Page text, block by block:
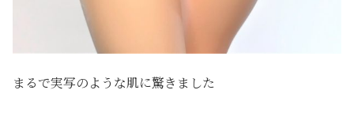
まるで実写のような肌に驚きました